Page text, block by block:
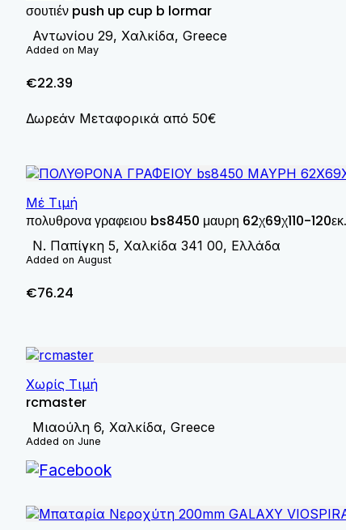
σουτιέν push up cup b lormar
Αντωνίου 29, Χαλκίδα, Greece
Added on May
€22.39
Δωρεάν Μεταφορικά από 50€
Μέ Τιμή
πολυθρονα γραφειου bs8450 μαυρη 62χ69χ110-120εκ.
N. Παπίγκη 5, Χαλκίδα 341 00, Ελλάδα
Added on August
€76.24
Χωρίς Τιμή
rcmaster
Μιαούλη 6, Χαλκίδα, Greece
Added on June